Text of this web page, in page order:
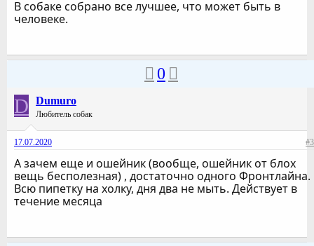
В собаке собрано все лучшее, что может быть в
человеке.
0
D Dumuro
Любитель собак
17.07.2020 #3
А зачем еще и ошейник (вообще, ошейник от блох
вещь бесполезная) , достаточно одного Фронтлайна.
Всю пипетку на холку, дня два не мыть. Действует в
течение месяца